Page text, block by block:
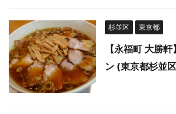
杉並区 東京都
【永福町 大勝
ン (東京都杉並